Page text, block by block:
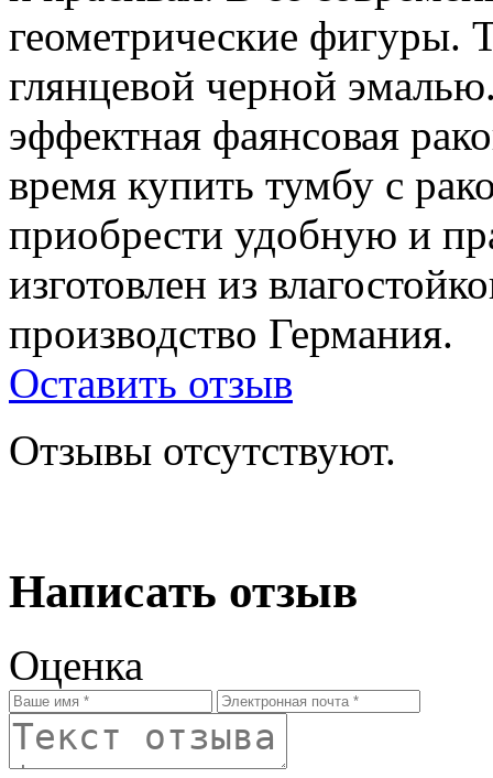
геометрические фигуры.
глянцевой черной
эффектная фаянсовая
время купить тумбу с
приобрести удобную и
изготовлен из
производство Германия.
Оставить отзыв
Отзывы отсутствуют.
Написать отзыв
Оценка